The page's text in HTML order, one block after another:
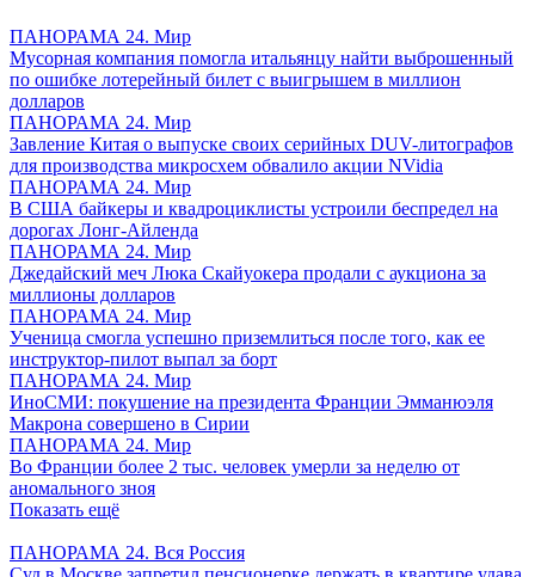
ПАНОРАМА 24. Мир
Мусорная компания помогла итальянцу найти выброшенный
по ошибке лотерейный билет с выигрышем в миллион
долларов
ПАНОРАМА 24. Мир
Завление Китая о выпуске своих серийных DUV-литографов
для производства микросхем обвалило акции NVidia
ПАНОРАМА 24. Мир
В США байкеры и квадроциклисты устроили беспредел на
дорогах Лонг-Айленда
ПАНОРАМА 24. Мир
Джедайский меч Люка Скайуокера продали с аукциона за
миллионы долларов
ПАНОРАМА 24. Мир
Ученица смогла успешно приземлиться после того, как ее
инструктор-пилот выпал за борт
ПАНОРАМА 24. Мир
ИноСМИ: покушение на президента Франции Эмманюэля
Макрона совершено в Сирии
ПАНОРАМА 24. Мир
Во Франции более 2 тыс. человек умерли за неделю от
аномального зноя
Показать ещё
ПАНОРАМА 24. Вся Россия